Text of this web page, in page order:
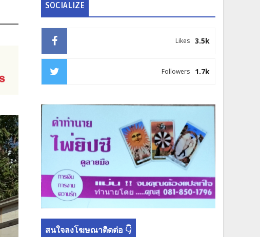
SOCIALIZE
3.5k
Likes
1.7k
Followers
สนใจลงโฆษณาติดต่อ 👇